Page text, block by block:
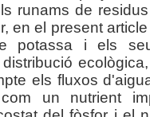
runams de
en el present
potassa i els
els fluxos
un nutrient